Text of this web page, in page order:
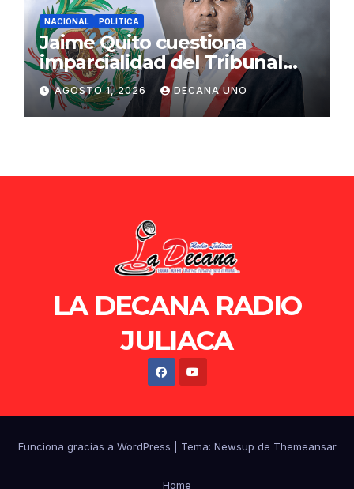
NACIONAL POLÍTICA
Jaime Quito cuestiona
imparcialidad del Tribunal
Constitucional tras liberación
de Ollanta Humala
AGOSTO 1, 2026 DECANA UNO
LA DECANA RADIO
JULIACA
Funciona gracias a WordPress Tema: Newsup de Themeansar
Home